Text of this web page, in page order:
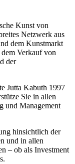
Kunst von
Netzwerk aus
dem Kunstmarkt
Verkauf von
der
Jutta Kabuth 1997
Sie in allen
und Management
hinsichtlich der
und in allen
– ob als Investment